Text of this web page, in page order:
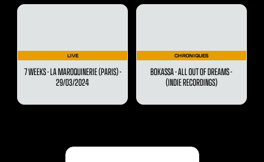
LIVE
7 WEEKS - LA MAROQUINERIE (PARIS) -
29/03/2024
CHRONIQUES
BOKASSA - ALL OUT OF DREAMS -
(INDIE RECORDINGS)